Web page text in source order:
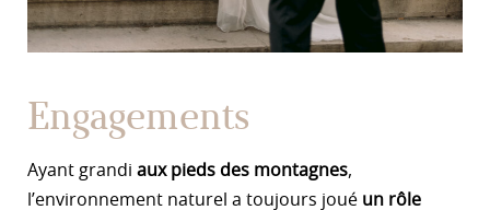
Engagements
Ayant grandi aux pieds des montagnes,
l’environnement naturel a toujours joué un rôle